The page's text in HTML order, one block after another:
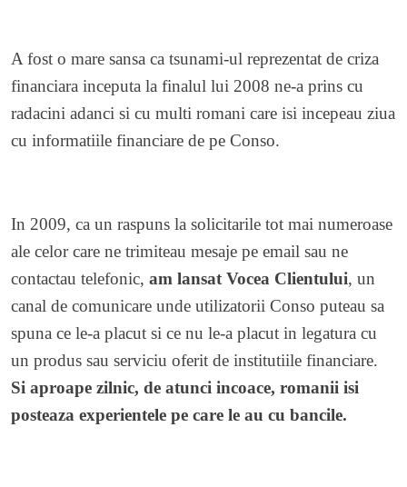
A fost o mare sansa ca tsunami-ul reprezentat de criza
financiara inceputa la finalul lui 2008 ne-a prins cu
radacini adanci si cu multi romani care isi incepeau ziua
cu informatiile financiare de pe Conso.
In 2009, ca un raspuns la solicitarile tot mai numeroase
ale celor care ne trimiteau mesaje pe email sau ne
contactau telefonic, am lansat Vocea Clientului, un
canal de comunicare unde utilizatorii Conso puteau sa
spuna ce le-a placut si ce nu le-a placut in legatura cu
un produs sau serviciu oferit de institutiile financiare.
Si aproape zilnic, de atunci incoace, romanii isi
posteaza experientele pe care le au cu bancile.